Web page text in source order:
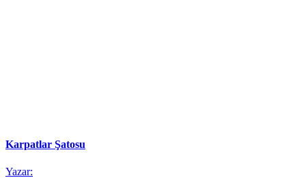
Karpatlar Şatosu
Yazar: